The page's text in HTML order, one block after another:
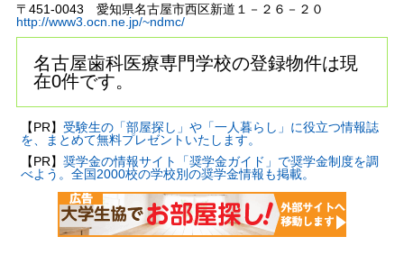
〒451-0043 愛知県名古屋市西区新道１－２６－２０
http://www3.ocn.ne.jp/~ndmc/
名古屋歯科医療専門学校の登録物件は現
在0件です。
【PR】 受験生の「部屋探し」や「一人暮らし」に役立つ情報誌
を、まとめて無料プレゼントいたします。
【PR】 奨学金の情報サイト「奨学金ガイド」で奨学金制度を調
べよう。全国2000校の学校別の奨学金情報も掲載。